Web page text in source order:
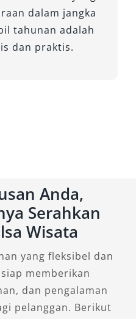
dalam jangka
tahunan adalah
dan praktis.
Anda,
Serahkan
Wisata
yang fleksibel dan
memberikan
dan pengalaman
pelanggan. Berikut